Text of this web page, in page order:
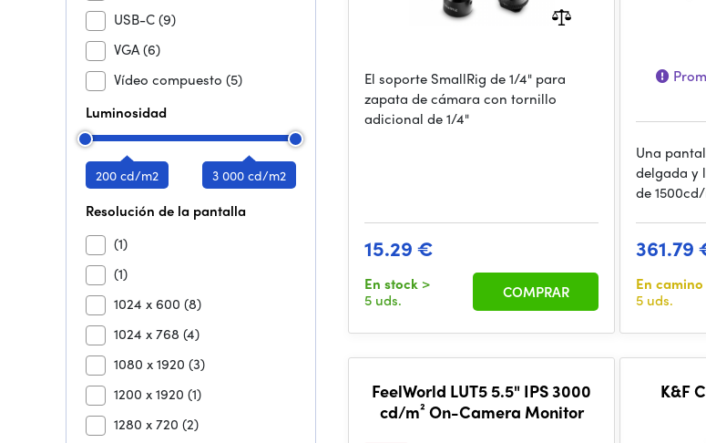
USB-C(9)
VGA(6)
Vídeo compuesto (5)
Luminosidad
200 cd/m2 3 000 cd/m2
Resolución de la pantalla
(1)
(1)
1024 x 600 (8)
1024 x 768 (4)
1080 x 1920 (3)
1200 x 1920 (1)
1280 x 720 (2)
El soporte SmallRig de 1/4" para
zapata de cámara con tornillo
adicional de 1/4"
15.29 €
En stock >
5 uds.
COMPRAR
Una
delgada y
de 1500cd/
361.79
En camino
5 uds.
FeelWorld LUT5 5.5" IPS 3000
cd/m² On-Camera Monitor
K&F